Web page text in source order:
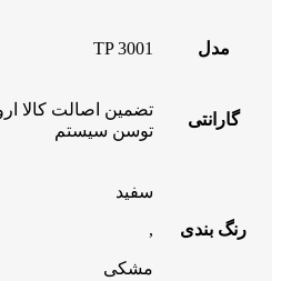
مدل TP 3001
گارانتی
تضمین اصالت کالا
توسن سیستم
رنگ بندی
سفید
,
مشکی